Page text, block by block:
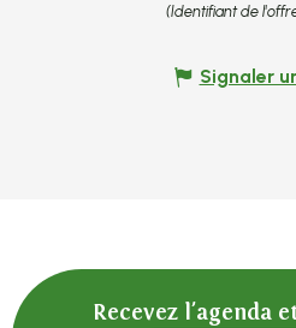
(Identifiant de
Signaler
Recevez l'agenda